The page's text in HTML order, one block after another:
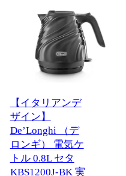
【イタリアンデ
ザイン】
De’Longhi （デ
ロンギ） 電気ケ
トル 0.8L セタ
KBS1200J-BK 実